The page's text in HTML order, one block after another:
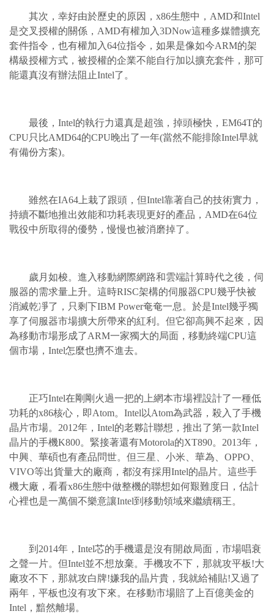
其次，幸好由於歷史的原因，x86生態中，AMD和Intel
是交叉授權的關係，AMD有權加入3DNow這種多媒體擴充
套件指令，也有權加入64位指令，如果是像如今ARM的架
構級授權方式，被授權的企業不能自行加以擴充套件，那可
能還真沒有辦法阻止Intel了。
最後，Intel的執行力還真是超強，掉頭極快，EM64T的
CPU只比AMD64的CPU晚出了一年(當然不能排除Intel早就
有備份方案)。
雖然在IA64上栽了跟頭，但Intel靠著自己的技術實力，
持續不斷地推出效能和功耗表現更好的產品，AMD在64位
戰役中所取得的優勢，慢慢也被消磨掉了。
歲月如梭。進入移動網際網路和雲端計算時代之後，伺
服器的需求量上升。這時RISC架構的伺服器CPU幾乎快被
消滅乾凈了，只剩下IBM Power奄奄一息。於是Intel幾乎獨
享了伺服器市場擴大所帶來的紅利。但它卻高興不起來，因
為移動市場形成了ARM一家獨大的局面，移動終端CPU這
個市場，Intel怎麼也擠不進去。
正巧Intel在剛剛火過一把的上網本市場裡設計了一種低
功耗的x86核心，即Atom。Intel以Atom為武器，殺入了手機
晶片市場。2012年，Intel的老夥計聯想，推出了第一款Intel
晶片的手機K800。緊接著還有Motorola的XT890。2013年，
中興、華碩也有產品問世。但三星、小米、華為、OPPO、
VIVO等出貨量大的廠商，都沒有採用Intel的晶片。這些手
機大廠，看看x86生態中做整機的聯想如何艱難度日，估計
心裡也是一萬個不樂意讓Intel到移動領域來繼續稱王。
到2014年，Intel芯的手機還是沒有開啟局面，市場唱衰
之聲一片。但Intel並不想放棄。手機攻不下，那就攻平板!大
廠攻不下，那就攻白牌!嫌我的晶片貴，我就給補貼!又過了
兩年，平板也沒有攻下來。在移動市場賠了上百億美金的
Intel，黯然離場。